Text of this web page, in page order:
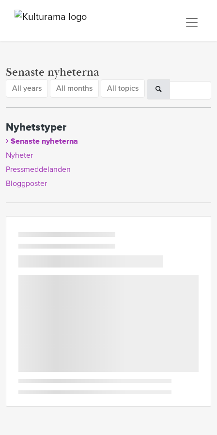
Senaste nyheterna
All years All months All topics
Nyhetstyper
Senaste nyheterna
Nyheter
Pressmeddelanden
Bloggposter